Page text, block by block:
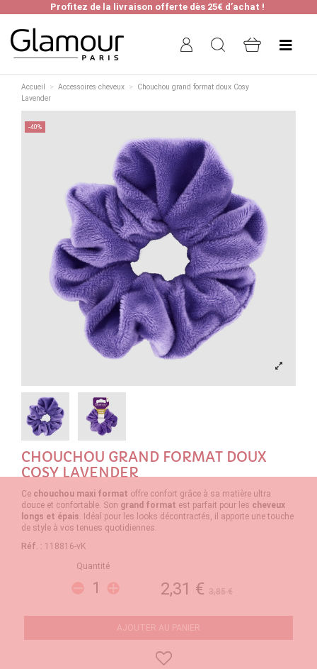
Profitez de la livraison offerte dès 25€ d’achat !
Accueil Accessoires cheveux
Chouchou grand format doux Cosy
Lavender
-40%
CHOUCHOU GRAND FORMAT DOUX
COSY LAVENDER
Ce chouchou maxi format offre confort grâce à sa matière ultra
douce et confortable. Son grand format est parfait pour les cheveux
longs et épais. Idéal pour les looks décontractés, il apporte une touche
de style à vos tenues quotidiennes.
Réf. : 118816-vK
Quantité
2,31 € 3,85 €
AJOUTER AU PANIER